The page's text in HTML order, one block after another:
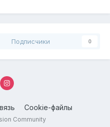
Подписчики 0
Cookie-файлы
Community